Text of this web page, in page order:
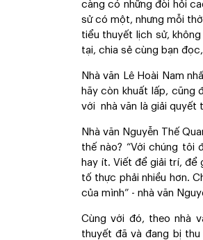
càng có những đòi hỏi
sử có một, nhưng mỗi
tiểu thuyết lịch sử,
tại, chia sẻ cùng bạn
Nhà văn Lê Hoài Nam
hãy còn khuất lấp, cũng
với nhà văn là giải quyết
Nhà văn Nguyễn Thế
thế nào? “Với chúng tôi
hay ít. Viết để giải trí, để
tố thực phải nhiều hơn.
của mình” - nhà văn
Cùng với đó, theo nhà
thuyết đã và đang bị